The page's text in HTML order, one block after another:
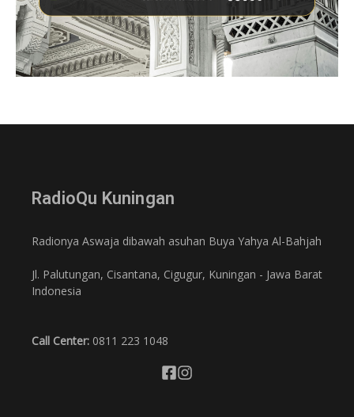
RadioQu Kuningan
Radionya Aswaja dibawah asuhan Buya Yahya Al-Bahjah
Jl. Palutungan, Cisantana, Cigugur, Kuningan - Jawa Barat
Indonesia
Call Center: 0811 223 1048